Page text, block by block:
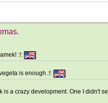
:!:
is enough.:!:
is a crazy development. One I didn't